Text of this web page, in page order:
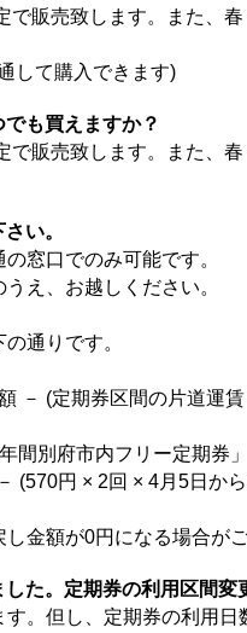
で販売致します。また、
て購入できます)
も買えますか？
で販売致します。また、
い。
窓口でのみ可能です。
え、お越しください。
通りです。
(定期券区間の片道運賃
別府市内フリー定期券
円 × 2回 × 4月5日から
額が0円になる場合がご
た。定期券の利用区間変
。但し、定期券の利用日